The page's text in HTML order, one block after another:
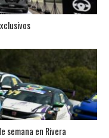
semana en Rivera